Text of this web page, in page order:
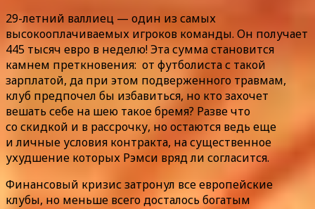
29-летний валлиец — один из самых
высокооплачиваемых игроков команды. Он получает
445 тысяч евро в неделю! Эта сумма становится
камнем преткновения: от футболиста с такой
зарплатой, да при этом подверженного травмам,
клуб предпочел бы избавиться, но кто захочет
вешать себе на шею такое бремя? Разве что
со скидкой и в рассрочку, но остаются ведь еще
и личные условия контракта, на существенное
ухудшение которых Рэмси вряд ли согласится.
Финансовый кризис затронул все европейские
клубы, но меньше всего досталось богатым